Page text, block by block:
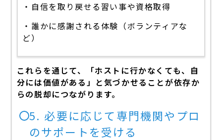
・自信を取り戻せる習い事や資格取得
・誰かに感謝される体験（ボランティアな
ど）
これらを通じて、「ホストに行かなくても、自
分には価値がある」と気づかせることが依存か
らの脱却につながります。
5. 必要に応じて専門機関やプロ
のサポートを受ける